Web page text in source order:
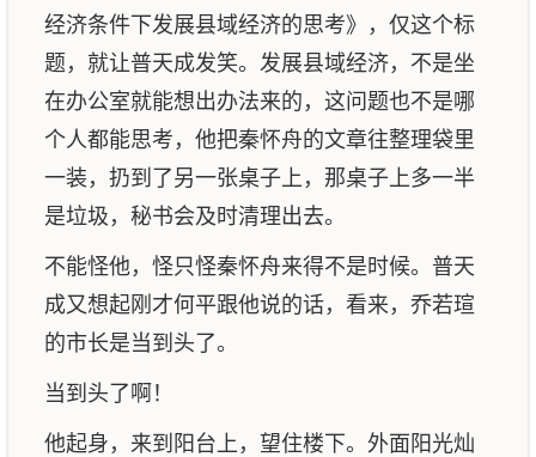
经济条件下发展县域经济的思考》，仅这个标
题，就让普天成发笑。发展县域经济，不是坐
在办公室就能想出办法来的，这问题也不是哪
个人都能思考，他把秦怀舟的文章往整理袋里
一装，扔到了另一张桌子上，那桌子上多一半
是垃圾，秘书会及时清理出去。
不能怪他，怪只怪秦怀舟来得不是时候。普天
成又想起刚才何平跟他说的话，看来，乔若瑄
的市长是当到头了。
当到头了啊！
他起身，来到阳台上，望住楼下。外面阳光灿